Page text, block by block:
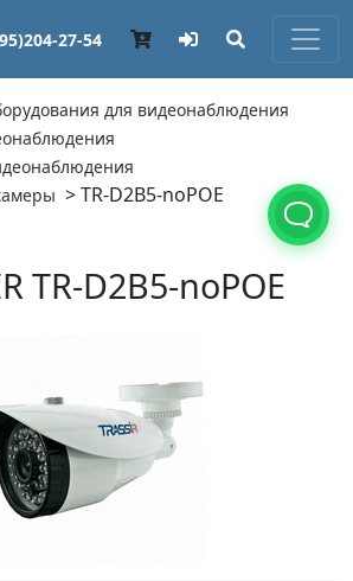
27-54
для видеонаблюдения
> TR-D2B5-noPOE
TR-D2B5-noPOE